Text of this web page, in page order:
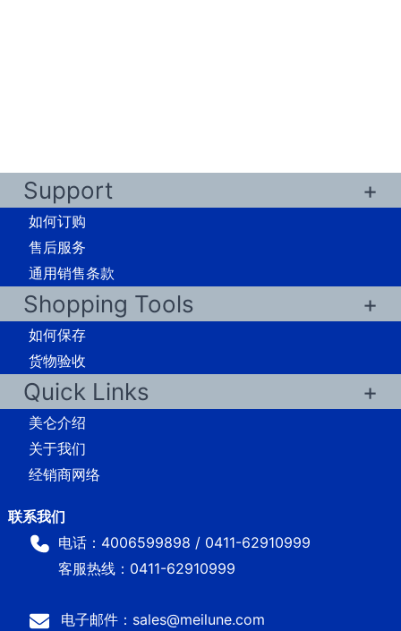
Support
如何订购
售后服务
通用销售条款
Shopping Tools
如何保存
货物验收
Quick Links
美仑介绍
关于我们
经销商网络
电话：4006599898 / 0411-62910999
客服热线：0411-62910999
电子邮件：sales@meilune.com